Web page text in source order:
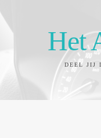
Het
DEEL JIJ